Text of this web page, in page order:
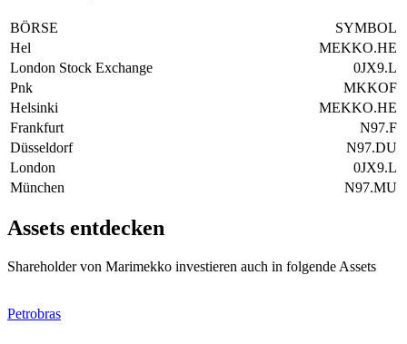
BÖRSE
SYMBOL
Hel
MEKKO.HE
London Stock Exchange
0JX9.L
Pnk
MKKOF
Helsinki
MEKKO.HE
Frankfurt
N97.F
Düsseldorf
N97.DU
London
0JX9.L
München
N97.MU
Assets entdecken
Shareholder von Marimekko investieren auch in folgende Assets
Petrobras